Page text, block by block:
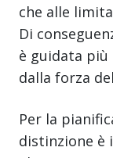
che alle
Di
è guidata più
dalla forza
Per la
distinzione è